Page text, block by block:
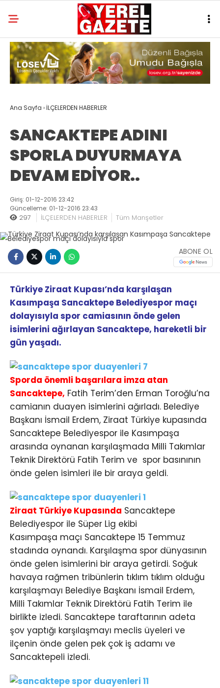
Ana Sayfa › İLÇELERDEN HABERLER
SANCAKTEPE ADINI
SPORLA DUYURMAYA
DEVAM EDİYOR..
Giriş: 01-12-2016 23:42
Güncelleme: 01-12-2016 23:43
297 İLÇELERDEN HABERLER Tüm Manşetler
ABONE OL
Türkiye Ziraat Kupası’nda karşılaşan
Kasımpaşa Sancaktepe Belediyespor maçı
dolayısıyla spor camiasının önde gelen
isimlerini ağırlayan Sancaktepe, hareketli bir
gün yaşadı.
Sporda önemli başarılara imza atan
Sancaktepe, Fatih Terim’den Erman Toroğlu’na
camianın duayen isimlerini ağırladı. Belediye
Başkanı İsmail Erdem, Ziraat Türkiye kupasında
Sancaktepe Belediyespor ile Kasımpaşa
arasında oynanan karşılaşmada Milli Takımlar
Teknik Direktörü Fatih Terim ve spor basınının
önde gelen isimleri ile bir araya geldi.
Ziraat Türkiye Kupasında Sancaktepe
Belediyespor ile Süper Lig ekibi
Kasımpaşa maçı Sancaktepe 15 Temmuz
stadında oynandı. Karşılaşma spor dünyasının
önde gelen isimlerini bir araya getirdi. Soğuk
havaya rağmen tribünlerin tıklım tıklım olduğu
karşılaşmayı Belediye Başkanı İsmail Erdem,
Milli Takımlar Teknik Direktörü Fatih Terim ile
birlikte izledi. Sancaktepe taraftarının adeta
şov yaptığı karşılaşmayı meclis üyeleri ve
ilçenin önde gelen pek çok iş adamı ve
Sancaktepeli izledi.